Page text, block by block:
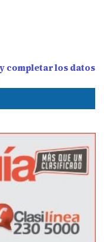
completar los datos